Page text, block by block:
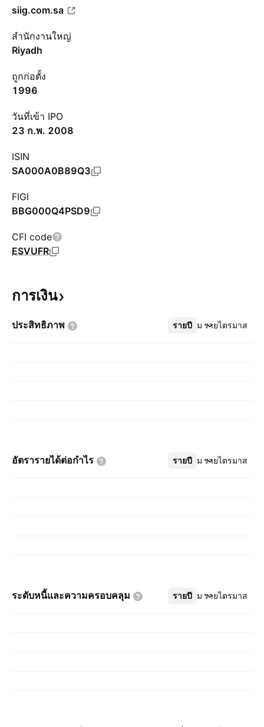
siig.com.sa
สำนักงานใหญ่
Riyadh
ถูกก่อตั้ง
1996
วันที่เข้า IPO
23 ก.พ. 2008
ISIN
SA000A0B89Q3
FIGI
BBG000Q4PSD9
CFI code
ESVUFR
การเงิน
ประสิทธิภาพ รายปี รายไตรมาส
เพิ่มเติม
อัตรารายได้ต่อกำไร รายปี รายไตรมาส
เพิ่มเติม
ระดับหนี้และความครอบคลุม รายปี รายไตรมาส
เพิ่มเติม